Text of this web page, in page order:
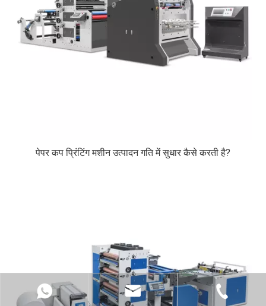
पेपर कप प्रिंटिंग मशीन उत्पादन गति में सुधार कैसे करती है?